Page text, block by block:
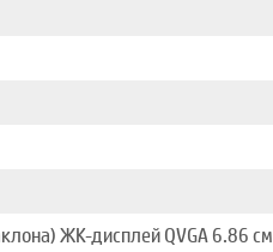
ЖК-дисплей QVGA 6.86 см